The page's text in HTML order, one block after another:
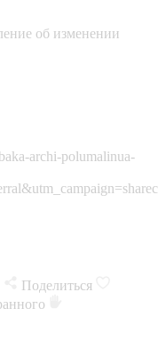
об изменении
archi-polumalinua-
Поделиться